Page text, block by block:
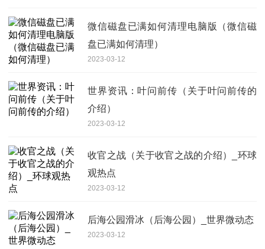
微信磁盘已满如何清理电脑版（微信磁
盘已满如何清理）
2023-03-12
世界资讯：叶问前传（关于叶问前传的
介绍）
2023-03-12
收官之战（关于收官之战的介绍）_环球
观热点
2023-03-12
后海公园滑冰（后海公园）_世界微动态
2023-03-12